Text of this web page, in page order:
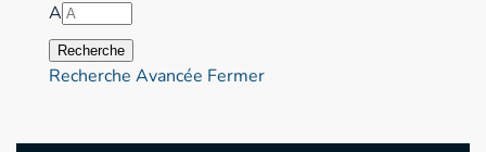
A
Recherche
Recherche Avancée Fermer